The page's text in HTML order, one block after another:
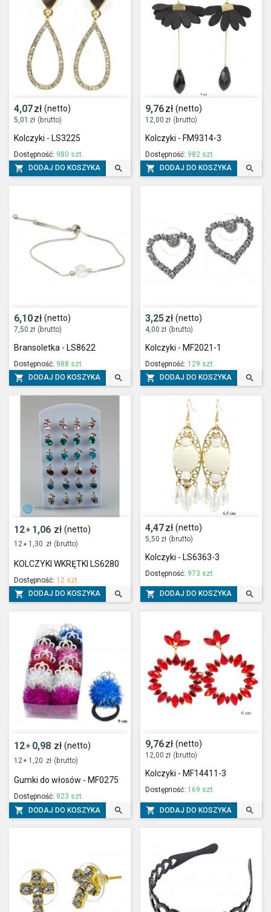
4,07zł (netto)
5,01 zł (brutto)
Kolczyki - LS3225
Dostępność: 980 szt.
 DODAJ DO KOSZYKA 
9,76zł (netto)
12,00 zł (brutto)
Kolczyki - FM9314-3
Dostępność: 982 szt.
 DODAJ DO KOSZYKA 
6,10zł (netto)
7,50 zł (brutto)
Bransoletka - LS8622
Dostępność: 988 szt.
 DODAJ DO KOSZYKA 
3,25zł (netto)
4,00 zł (brutto)
Kolczyki - MF2021-1
Dostępność: 129 szt.
 DODAJ DO KOSZYKA 
12* 1,06 zł (netto)
12* 1,30 zł (brutto)
KOLCZYKI WKRĘTKI LS6280
Dostępność: 12 szt.
 DODAJ DO KOSZYKA 
4,47zł (netto)
5,50 zł (brutto)
Kolczyki - LS6363-3
Dostępność: 973 szt.
 DODAJ DO KOSZYKA 
12* 0,98 zł (netto)
12 * 1,20 zł (brutto)
Gumki do włosów - MF0275
Dostępność: 923 szt.
 DODAJ DO KOSZYKA 
9,76zł (netto)
12,00 zł (brutto)
Kolczyki - MF14411-3
Dostępność: 169 szt.
 DODAJ DO KOSZYKA 